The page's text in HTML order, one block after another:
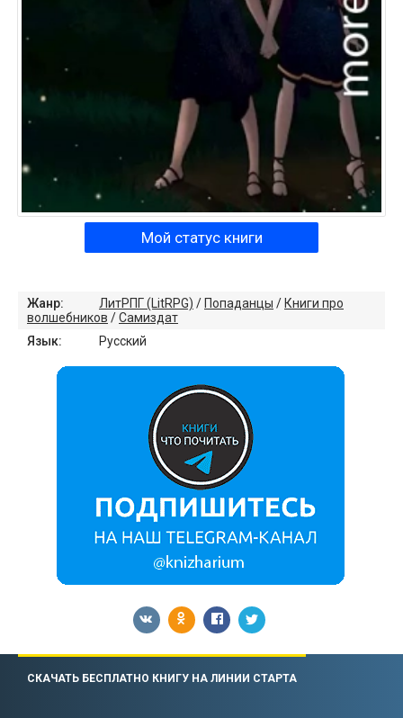
Мой статус книги
Жанр: ЛитРПГ (LitRPG) / Попаданцы / Книги про
волшебников /Самиздат
Язык:
Русский
СКАЧАТЬ БЕСПЛАТНО КНИГУ НА ЛИНИИ СТАРТА